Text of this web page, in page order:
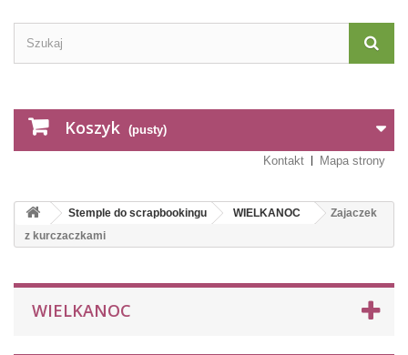
Koszyk (pusty)
Kontakt Mapa strony
Stemple do scrapbookingu WIELKANOC
Zajaczek
z kurczaczkami
WIELKANOC